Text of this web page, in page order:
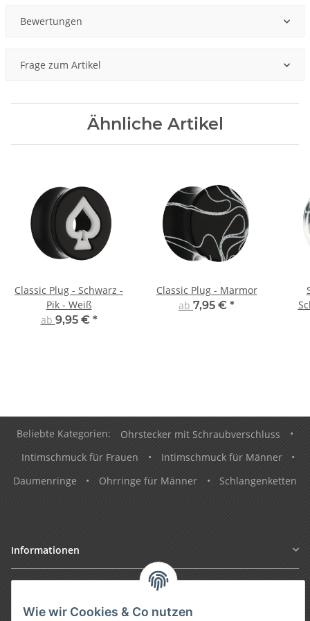
Wie wir Cookies & Co nutzen
Bewertungen
Frage zum Artikel
Ähnliche Artikel
Classic Plug - Schwarz -
Pik - Weiß
ab 9,95 € *
Classic Plug - Marmor
ab 7,95 € *
Beliebte Kategorien: Ohrstecker mit Schraubverschluss
•
Intimschmuck für Frauen
• Intimschmuck für Männer
•
Daumenringe
• Ohrringe für Männer • Schlangenketten
Informationen